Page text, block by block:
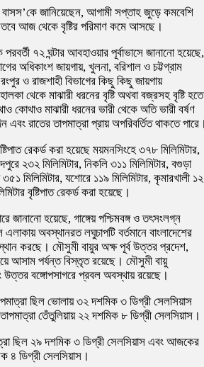
জানিয়েছেন, আগামী সপ্তাহ জুড়ে কমবেশি
তবে আজ থেকে বৃষ্টির পরিমাণ কমে আসছে।
৭২ ঘন্টার আবহাওয়ার পূর্বাভাসে জানানো হয়েছে,
অধিকাংশ জায়গায়, খুলনা, বরিশাল ও চট্টগ্রাম
ও রাজশাহী বিভাগের কিছু কিছু জায়গায়
থেকে মাঝারী ধরনের বৃষ্টি অথবা বজ্রসহ বৃষ্টি হতে
কোথাও মাঝারী ধরনের ভারী থেকে অতি ভারী বর্ষণ
এবং রাতের তাপমাত্রা প্রায় অপরিবর্তিত থাকতে
রেকর্ড করা হয়েছে ময়মনসিংহে ৩৭৮ মিলিমিটার,
২৩২ মিলিমিটার, নিকলি ৩১১ মিলিমিটার, বগুড়া
মিলিমিটার, যশোরে ১১৯ মিলিমিটার, কৃমারখালী
বৃষ্টিপাত রেকর্ড করা হয়েছে।
জানানো হয়েছে, গাঙ্গেয় পশ্চিমবঙ্গ ও তৎসংলগ্ন
এলাকায় অবস্থানরত লঘুচাপটি বর্তমানে বাংলাদেশের
করছে। মৌসুমী বায়ুর অক্ষ পূর্ব উত্তর প্রদেশ,
আসাম পর্যন্ত বিস্তৃত রয়েছে। মৌসুমী বায়ু
উত্তর বঙ্গোপসাগরে প্রবল অবস্থায় রয়েছে।
ছিল ভোলায় ৩২ দশমিক ৩ ডিগ্রী সেলসিয়াস
তেঁতুলিয়ায় ২২ দশমিক ৮ ডিগ্রী সেলসিয়াস।
ছিল ২৯ দশমিক ৩ ডিগ্রী সেলসিয়াস এবং আজকের
৪ ডিগ্রী সেলসিয়াস।